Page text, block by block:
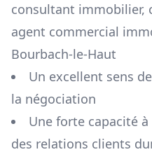
consultant immobilier,
agent commercial
Bourbach-le-Haut
Un excellent sens
la négociation
Une forte capacité
des relations clients